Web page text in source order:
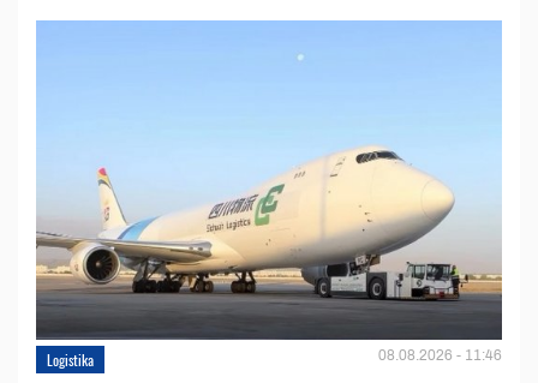
Logistika 08.08.2026 - 11:46